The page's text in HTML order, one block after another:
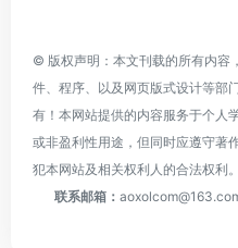
© 版权声明：本文刊载的所有内容
件、程序、以及网页版式设计等部
有！本网站提供的内容服务于个人
或非盈利性用途，但同时应遵守著
犯本网站及相关权利人的合法权利。
联系邮箱：